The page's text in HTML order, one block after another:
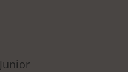
Junior